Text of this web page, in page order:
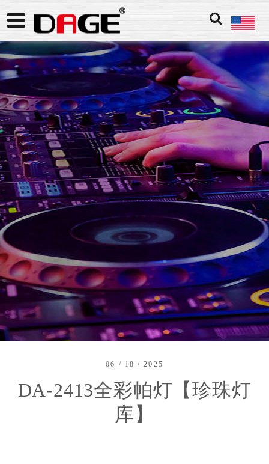
06 / 18 / 2025
DA-2413全彩帕灯【珍珠灯
库】